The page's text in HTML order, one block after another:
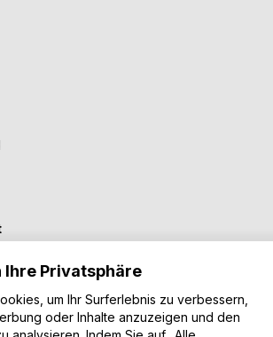
Ihre Privatsphäre
um Ihr Surferlebnis zu verbessern,
oder Inhalte anzuzeigen und den